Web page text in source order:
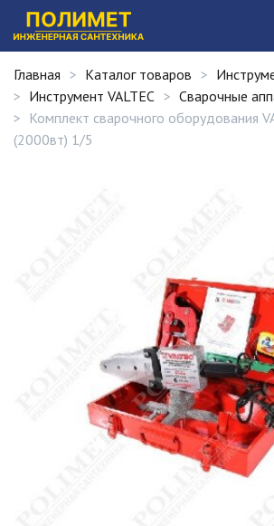
Главная Каталог товаров
Инструмент VALTEC
Сварочные
Комплект сварочного оборудования
(2000вт) 1/5